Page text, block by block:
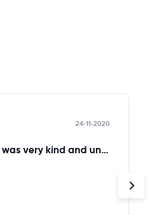
24-11-2020
the lady at the desk was very kind and understanding!